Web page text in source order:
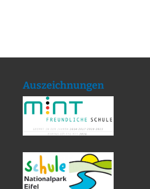
Auszeichnungen